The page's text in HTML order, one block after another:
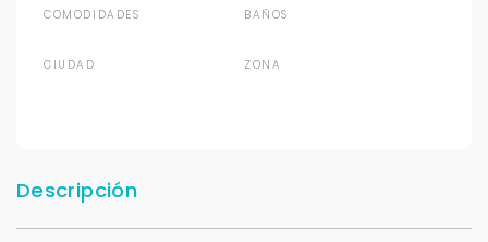
COMODIDADES BAÑOS
CIUDAD ZONA
Descripción